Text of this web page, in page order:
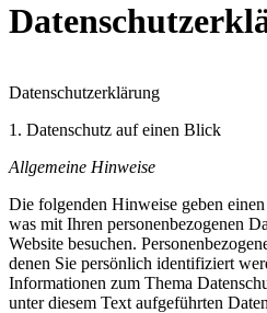
Datenschutzerklärung
1. Datenschutz auf einen Blick
Allgemeine Hinweise
Die folgenden Hinweise geben
was mit Ihren personenbezogenen
Website besuchen.
denen Sie persönlich identifiziert
Informationen zum Thema
unter diesem Text aufgeführten